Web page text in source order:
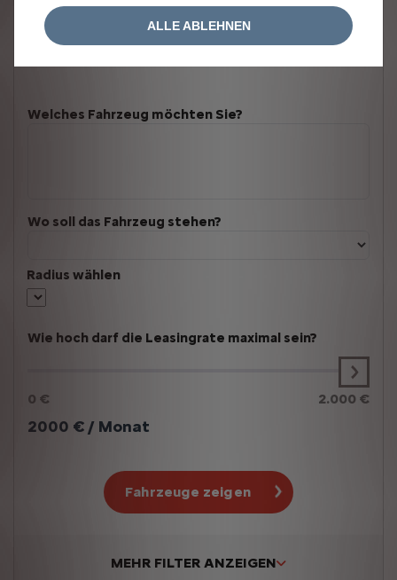
Welches Fahrzeug möchten Sie?
Wo soll das Fahrzeug stehen?
Radius wählen
Wie hoch darf die Leasingrate maximal sein?
0 € 2.000 €
2000 € / Monat
Fahrzeuge zeigen
MEHR FILTER ANZEIGEN
ALLE ABLEHNEN